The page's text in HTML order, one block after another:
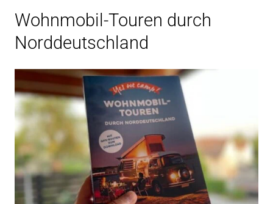
Wohnmobil-Touren durch
Norddeutschland